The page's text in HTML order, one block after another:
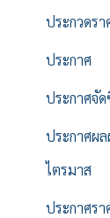
ประกวดรา
ประกาศ
ประกาศจัด
ประกาศผ
ไตรมาส
ประกาศรา